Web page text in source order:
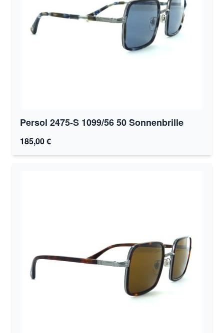
Persol 2475-S 1099/56 50 Sonnenbrille
185,00 €